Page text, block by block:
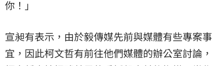
你！」
宣昶有表示，由於毅傳媒先前與媒體有些專案事
宜，因此柯文哲有前往他們媒體的辦公室討論，